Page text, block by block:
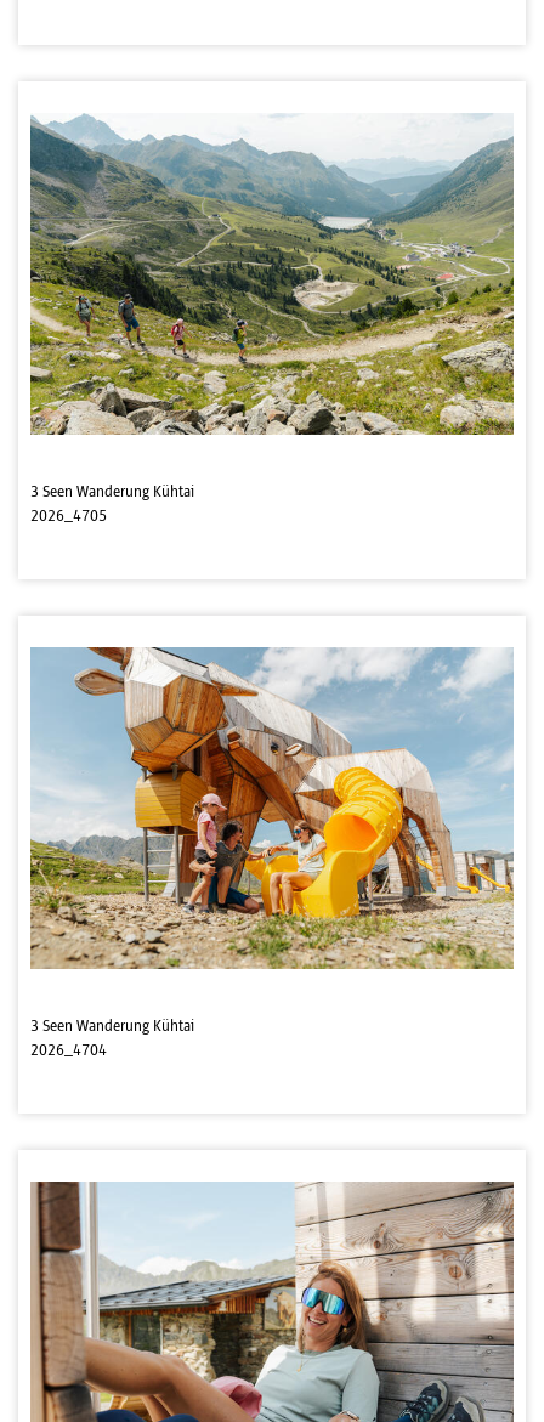
3 Seen Wanderung Kühtai
2026_4705
3 Seen Wanderung Kühtai
2026_4704